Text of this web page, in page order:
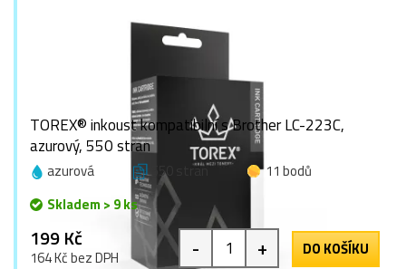
TOREX® inkoust kompatibilní s Brother LC-223C,
azurový, 550 stran
azurová 550 stran
11 bodů
Skladem > 9 ks
199 Kč
164 Kč bez DPH - + DO KOŠÍKU